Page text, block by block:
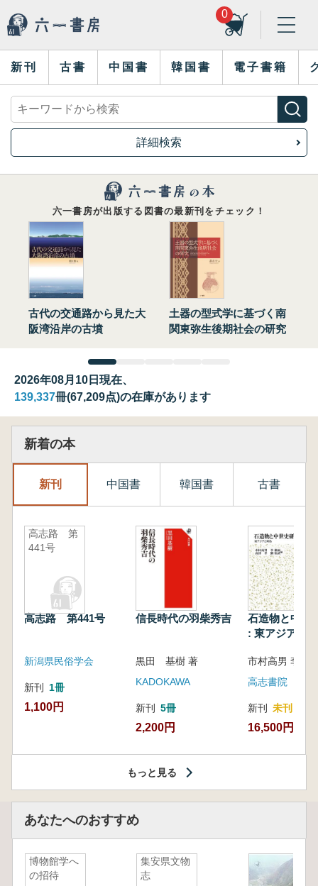
0
新刊 古書 中国書 韓国書 電子書籍
詳細検索
六一書房が出版する図書の最新刊をチェック！
古代の交通路から見た大
阪湾沿岸の古墳
土器の型式学に基づく南
関東弥生後期社会の研究
2026年08月10日現在、
139,337冊(67,209点)の在庫があります
新着の本
新刊 中国書 韓国書 古書
高志路 第
441号
高志路 第441号
新潟県民俗学会
新刊 1冊
1,100円
信長時代の羽柴秀吉
黒田 基樹 著
KADOKAWA
新刊 5冊
2,200円
石造物と中世
: 東アジアと
高志書院
新刊 未刊
16,500円
もっと見る
あなたへのおすすめ
博物館学へ
の招待
集安県文物
志